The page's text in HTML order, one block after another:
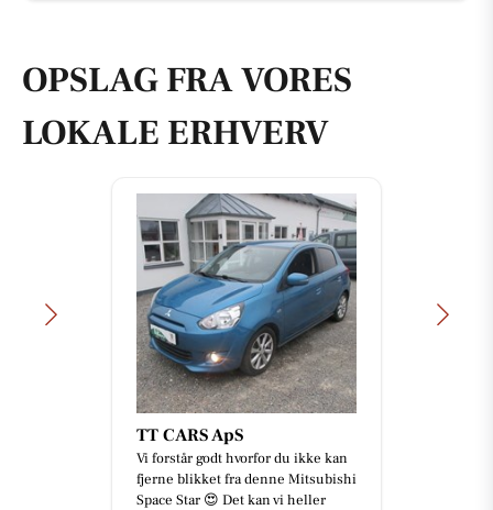
OPSLAG FRA VORES
LOKALE ERHVERV
TT CARS ApS
Vi forstår godt hvorfor du ikke kan
fjerne blikket fra denne Mitsubishi
Space Star 😍 Det kan vi heller